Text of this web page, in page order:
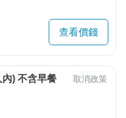
查看價錢
) 不含早餐 取消政策